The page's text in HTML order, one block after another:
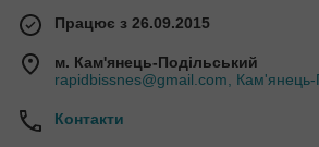
Працює з 26.09.2015
м. Кам'янець-Подільський
rapidbissnes@gmail.com, Кам'янець-
Контакти